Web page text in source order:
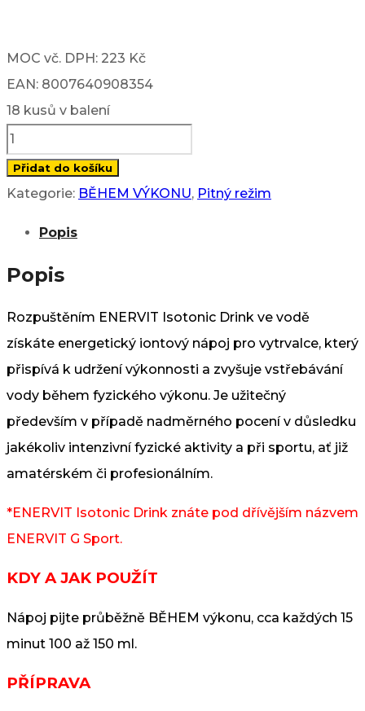
MOC vč. DPH: 223 Kč
EAN: 8007640908354
18 kusů v balení
Isotonic
Drink
-
g)
Přidat do košíku
Kategorie: BĚHEM VÝKONU, Pitný režim
Popis
Popis
Rozpuštěním ENERVIT Isotonic Drink ve vodě
získáte energetický iontový nápoj pro vytrvalce, který
přispívá k udržení výkonnosti a zvyšuje vstřebávání
vody během fyzického výkonu. Je užitečný
především v případě nadměrného pocení v důsledku
jakékoliv intenzivní fyzické aktivity a při sportu, ať již
amatérském či profesionálním.
*ENERVIT Isotonic Drink znáte pod dřívějším názvem
ENERVIT G Sport.
KDY A JAK POUŽÍT
Nápoj pijte průběžně BĚHEM výkonu, cca každých 15
minut 100 až 150 ml.
PŘÍPRAVA